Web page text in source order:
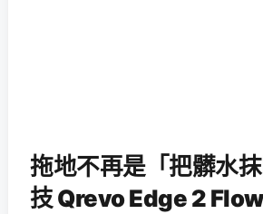
拖地不再是「把髒水
技 Qrevo Edge 2